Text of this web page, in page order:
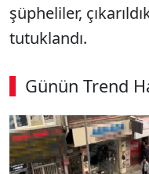
şüpheliler,
tutuklandı.
Günün Trend
00:02 / 08:06